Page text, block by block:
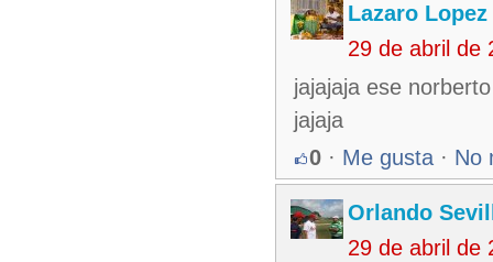
Lazaro Lopez
29 de abril de
jajajaja ese
jajaja
0 · Me gusta · No
Orlando
29 de abril de